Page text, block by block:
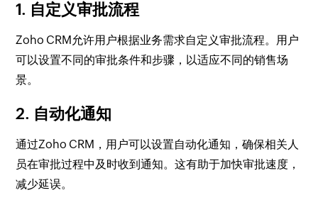
1. 自定义审批流程
Zoho CRM允许用户根据业务需求自定义审批流程。用户
可以设置不同的审批条件和步骤，以适应不同的销售场
景。
2. 自动化通知
通过Zoho CRM，用户可以设置自动化通知，确保相关人
员在审批过程中及时收到通知。这有助于加快审批速度，
减少延误。